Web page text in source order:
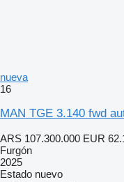
nueva
16
MAN TGE 3.140 fwd
ARS 107.300.000 EUR
Furgón
2025
Estado nuevo